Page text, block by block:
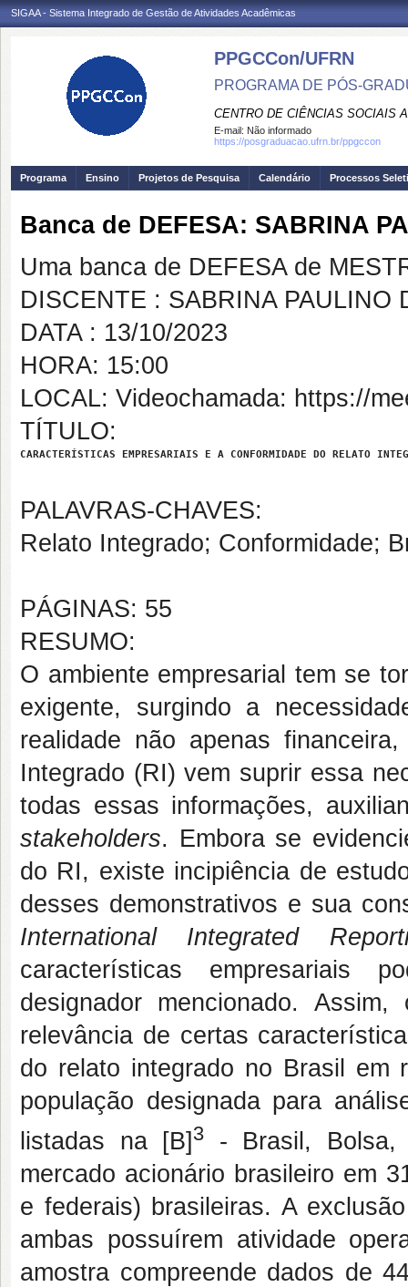
SIGAA - Sistema Integrado de Gestão de Atividades Acadêmicas
PPGCCon/UFRN
PROGRAMA DE PÓS-
CENTRO DE CIÊNCIAS SOCIAIS
E-mail: Não informado
https://posgraduacao.ufrn.br/ppgccon
Programa Ensino Projetos de Pesquisa Calendário Processos
Banca de DEFESA: SABRINA
Uma banca de DEFESA de
DISCENTE : SABRINA PAULINO
DATA : 13/10/2023
HORA: 15:00
LOCAL: Videochamada: https://
TÍTULO:
CARACTERÍSTICAS EMPRESARIAIS E A CONFORMIDADE DO RELATO
PALAVRAS-CHAVES:
Relato Integrado; Conformidade;
PÁGINAS: 55
RESUMO:
O ambiente empresarial tem se
exigente, surgindo a
realidade não apenas
Integrado (RI) vem suprir essa
todas essas informações,
stakeholders. Embora se
do RI, existe incipiência de
desses demonstrativos e sua
International Integrated
características empresariais
designador mencionado.
relevância de certas
do relato integrado no Brasil em
população designada para
listadas na [B] 3
- Brasil, Bolsa,
mercado acionário brasileiro em
e federais) brasileiras. A
ambas possuírem atividade
amostra compreende dados de